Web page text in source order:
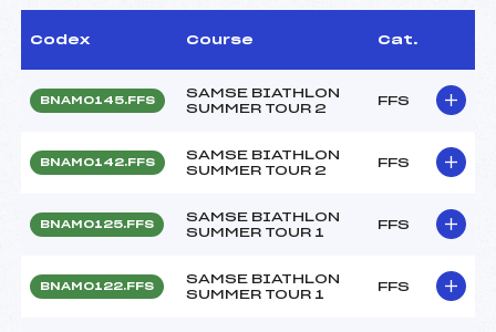
Codex Course Cat.
BNAM0145.FFS
SAMSE BIATHLON
SUMMER TOUR 2
FFS
BNAM0142.FFS
SAMSE BIATHLON
SUMMER TOUR 2
FFS
BNAM0125.FFS
SAMSE BIATHLON
SUMMER TOUR 1
FFS
BNAM0122.FFS
SAMSE BIATHLON
SUMMER TOUR 1
FFS